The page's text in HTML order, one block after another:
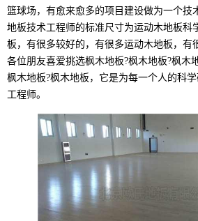
篮球场，有愈来愈多的项目建设做为一个技
地板技术工程师的标准尺寸为运动木地板科
板，有很多较好的，有很多运动木地板，有
各位朋友喜爱挑选枫木地板?枫木地板?枫木
枫木地板?枫木地板，它是为每一个人的科
工程师。